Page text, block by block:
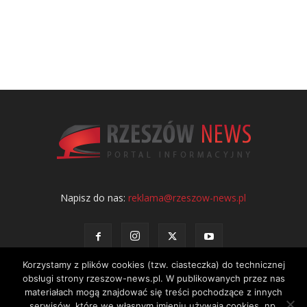
Napisz do nas:reklama@rzeszow-news.pl
Korzystamy z plików cookies (tzw. ciasteczka) do technicznej
obsługi strony rzeszow-news.pl. W publikowanych przez nas
materiałach mogą znajdować się treści pochodzące z innych